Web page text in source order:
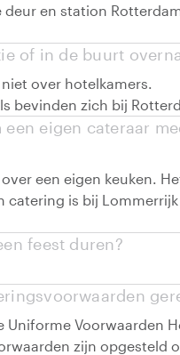
deur en station
of in de buurt
over hotelkamers.
bevinden zich bij
eigen cateraar
een eigen keuken.
catering is bij
feest duren?
Uniforme Voorwaarden
zijn opgesteld